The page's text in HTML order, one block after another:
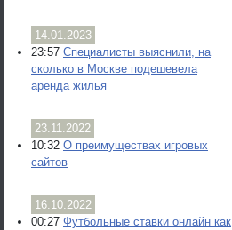
14.01.2023
23:57 Специалисты выяснили, на
сколько в Москве подешевела
аренда жилья
23.11.2022
10:32 О преимуществах игровых
сайтов
16.10.2022
00:27 Футбольные ставки онлайн как